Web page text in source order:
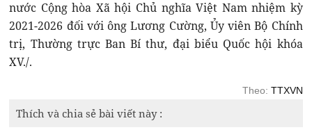
nước Cộng hòa Xã hội Chủ nghĩa Việt Nam nhiệm kỳ
2021-2026 đối với ông Lương Cường, Ủy viên Bộ Chính
trị, Thường trực Ban Bí thư, đại biểu Quốc hội khóa
XV./.
Theo: TTXVN
Thích và chia sẻ bài viết này :